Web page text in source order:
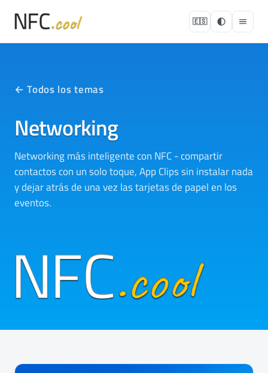
🇪🇸
← Todos los temas
Networking
Networking más inteligente con NFC - compartir
contactos con un solo toque, App Clips sin instalar nada
y dejar atrás de una vez las tarjetas de papel en los
eventos.